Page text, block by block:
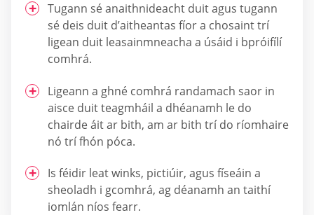
Tugann sé anaithnideacht duit agus tugann
sé deis duit d’aitheantas fíor a chosaint trí
ligean duit leasainmneacha a úsáid i bpróifílí
comhrá.
Ligeann a ghné comhrá randamach saor in
aisce duit teagmháil a dhéanamh le do
chairde áit ar bith, am ar bith trí do ríomhaire
nó trí fhón póca.
Is féidir leat winks, pictiúir, agus físeáin a
sheoladh i gcomhrá, ag déanamh an taithí
iomlán níos fearr.